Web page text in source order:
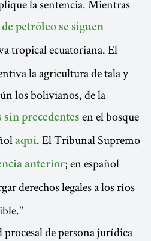
la sentencia. Mientras
petróleo se siguen
tropical ecuatoriana. El
la agricultura de tala y
los bolivianos, de la
precedentes en el bosque
aquí. El Tribunal Supremo
anterior; en español
derechos legales a los ríos
procesal de persona jurídica